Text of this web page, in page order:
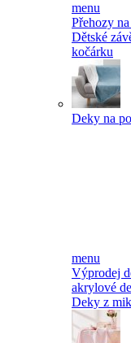
menu
Přehozy
Dětské
kočárku
Deky na
menu
Výprodej
akrylové
Deky z